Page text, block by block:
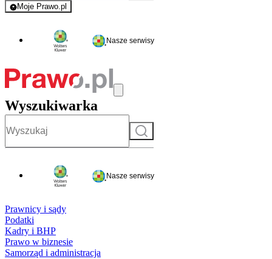
Moje Prawo.pl
- rejestracja i logowanie do serwisu
Nasze serwisy
Wyszukiwarka
Szukaj
Nasze serwisy
Prawnicy i sądy
Podatki
Kadry i BHP
Prawo w biznesie
Samorząd i administracja